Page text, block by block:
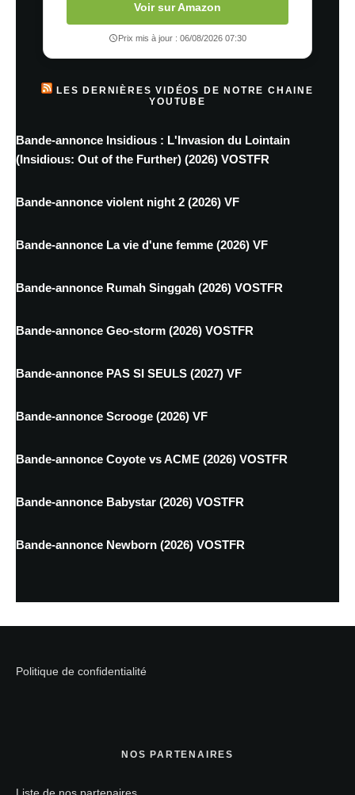
Voir sur Amazon
Prix mis à jour : 06/08/2026 07:30
LES DERNIÈRES VIDÉOS DE NOTRE CHAINE
YOUTUBE
Bande-annonce Insidious : L'Invasion du Lointain
(Insidious: Out of the Further) (2026) VOSTFR
Bande-annonce violent night 2 (2026) VF
Bande-annonce La vie d'une femme (2026) VF
Bande-annonce Rumah Singgah (2026) VOSTFR
Bande-annonce Geo-storm (2026) VOSTFR
Bande-annonce PAS SI SEULS (2027) VF
Bande-annonce Scrooge (2026) VF
Bande-annonce Coyote vs ACME (2026) VOSTFR
Bande-annonce Babystar (2026) VOSTFR
Bande-annonce Newborn (2026) VOSTFR
Politique de confidentialité
NOS PARTENAIRES